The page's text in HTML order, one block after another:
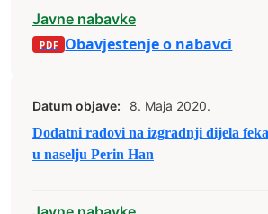
Javne nabavke
Obavjestenje o nabavci
Datum objave:
8. Maja 2020.
Dodatni radovi na izgradnji dijela
u naselju Perin Han